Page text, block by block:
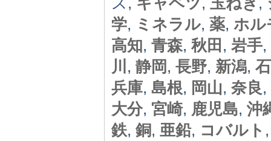
学, ミネラル, 薬, ホル
高知, 青森, 秋田 , 岩手,
川 , 静岡 , 長野, 新潟,
兵庫, 島根, 岡山, 奈良,
大分, 宮崎, 鹿児島, 沖
鉄, 銅, 亜鉛, コバルト